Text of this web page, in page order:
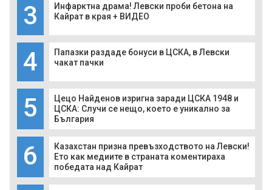
3
Инфарктна драма! Левски проби бетона на
Кайрат в края + ВИДЕО
4
Папазки раздаде бонуси в ЦСКА, в Левски
чакат пачки
5
Цецо Найденов изригна заради ЦСКА 1948 и
ЦСКА: Случи се нещо, което е уникално за
България
6
Казахстан призна превъзходството на Левски!
Ето как медиите в страната коментираха
победата над Кайрат